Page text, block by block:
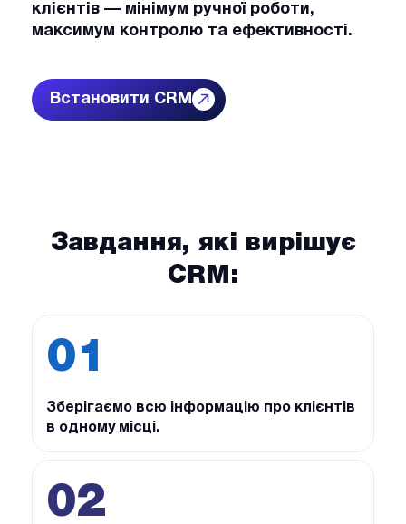
клієнтів — мінімум ручної роботи,
максимум контролю та ефективності.
Встановити CRM
Завдання, які вирішує
CRM:
01
Зберігаємо всю інформацію про клієнтів
в одному місці.
02